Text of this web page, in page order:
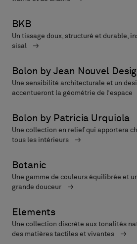
BKB
Un tissage doux, structuré et durable,
sisal
Bolon by Jean Nouvel
Une sensibilité architecturale et un
accentueront la géométrie de l’espace
Bolon by Patricia Urquiola
Une collection en relief qui apportera
tous les intérieurs
Botanic
Une gamme de couleurs équilibrée et
grande douceur
Elements
Une collection discrète aux tonalités
des matières tactiles et vivantes